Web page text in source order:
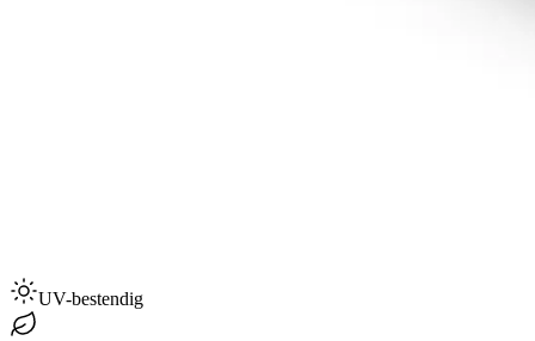
UV-bestendig